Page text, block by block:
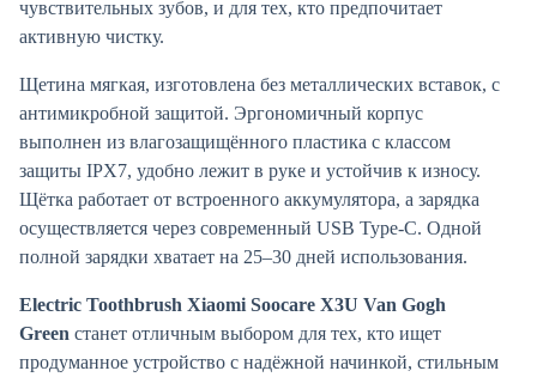
чувствительных зубов, и для тех, кто предпочитает
активную чистку.
Щетина мягкая, изготовлена без металлических вставок, с
антимикробной защитой. Эргономичный корпус
выполнен из влагозащищённого пластика с классом
защиты IPX7, удобно лежит в руке и устойчив к износу.
Щётка работает от встроенного аккумулятора, а зарядка
осуществляется через современный USB Type-C. Одной
полной зарядки хватает на 25–30 дней использования.
Electric Toothbrush Xiaomi Soocare X3U Van Gogh
Green станет отличным выбором для тех, кто ищет
продуманное устройство с надёжной начинкой, стильным